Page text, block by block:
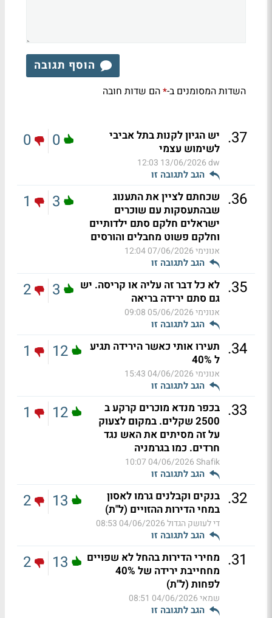
הוסף תגובה
השדות המסומנים ב-*הם שדות חובה
37
. יש הגיון לקנות בתל אביבי
לשימוש עצמי
dw
13/06/2026 12:03
הגב לתגובה זו
0
0
36
. שכחתם לציין את התענוג
שבהתעסקות עם שוכרים
ישראלים חלקם סתם ילדותיים
וחלקם פשוט מחבלים והורסים
אנונימי07/06/2026 12:04
הגב לתגובה זו
3
1
35
. לא כל דבר זה עליה או קריסה. יש
גם סתם ירידה בריאה
אנונימי05/06/2026 09:08
הגב לתגובה זו
3
2
34
. תעירו אותי כאשר הירידה תגיע
ל 40%
אנונימי04/06/2026 15:43
הגב לתגובה זו
12
1
33
. בכפר מנדא מוכרים קרקע ב
2500 שקלים. במקום לצעוק
על זה מסיתים את האש נגד
חרדים. כמו בגרמניה
Shafik
04/06/2026 10:07
הגב לתגובה זו
12
1
32
. בנקים וקבלנים גרמו לאסון
במחי הדירות ההזויים (ל"ת)
די לעושק הגדול04/06/2026 08:53
הגב לתגובה זו
13
2
31
. מחירי הדירות בהחל לא שפויים
מחחייבת ירידה של 40%
לפחות (ל"ת)
שמאי04/06/2026 08:51
הגב לתגובה זו
13
2